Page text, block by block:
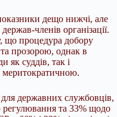
дещо нижчі, але
членів організації.
що процедура добору
прозорою, однак в
як суддів, так і
державних службовців,
регулювання та 33% щодо